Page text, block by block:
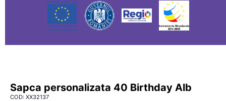
Sapca personalizata 40 Birthday Alb
COD: XX32137